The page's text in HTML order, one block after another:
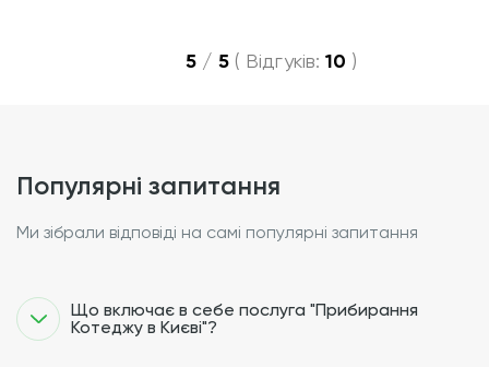
5 / 5 ( Відгуків: 10 )
популярні запитання
Ми зібрали відповіді на самі популярні запитання
Що включає в себе послуга "Прибирання
Котеджу в Києві"?